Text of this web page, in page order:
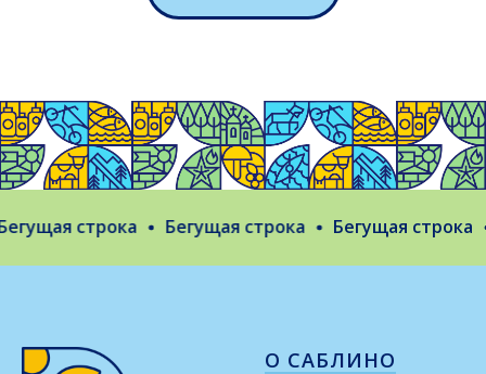
строка Бегущая строка Бегущая строка
О САБЛИНО